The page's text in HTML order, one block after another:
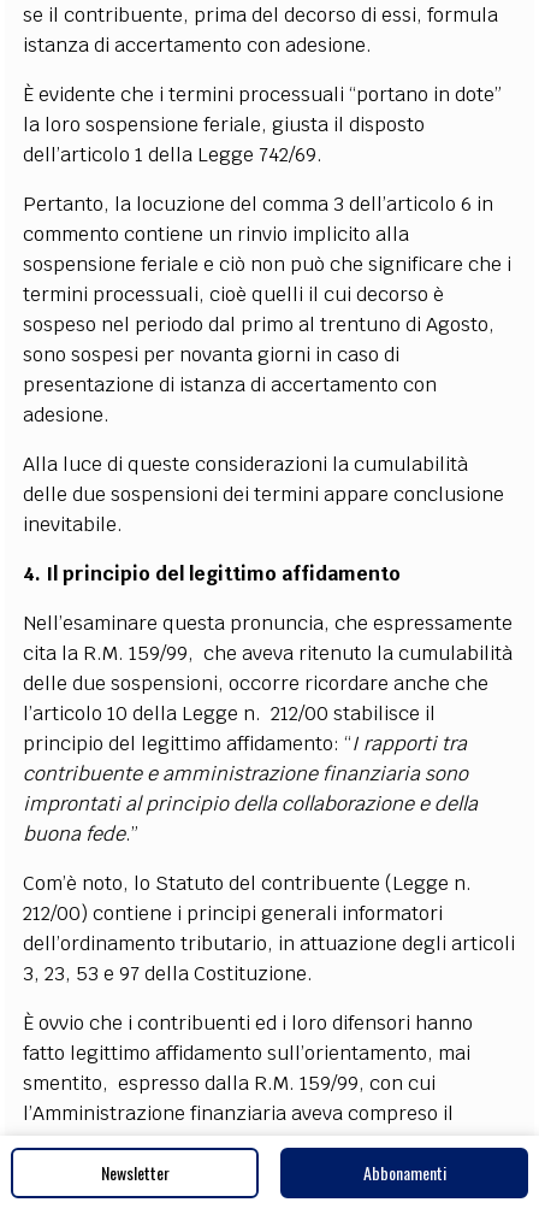
se il contribuente, prima del decorso di essi, formula
istanza di accertamento con adesione.
È evidente che i termini processuali “portano in dote”
la loro sospensione feriale, giusta il disposto
dell’articolo 1 della Legge 742/69.
Pertanto, la locuzione del comma 3 dell’articolo 6 in
commento contiene un rinvio implicito alla
sospensione feriale e ciò non può che significare che i
termini processuali, cioè quelli il cui decorso è
sospeso nel periodo dal primo al trentuno di Agosto,
sono sospesi per novanta giorni in caso di
presentazione di istanza di accertamento con
adesione.
Alla luce di queste considerazioni la cumulabilità
delle due sospensioni dei termini appare conclusione
inevitabile.
4. Il principio del legittimo affidamento
Nell’esaminare questa pronuncia, che espressamente
cita la R.M. 159/99, che aveva ritenuto la cumulabilità
delle due sospensioni, occorre ricordare anche che
l’articolo 10 della Legge n. 212/00 stabilisce il
principio del legittimo affidamento: “I rapporti tra
contribuente e amministrazione finanziaria sono
improntati al principio della collaborazione e della
buona fede.”
Com’è noto, lo Statuto del contribuente (Legge n.
212/00) contiene i principi generali informatori
dell’ordinamento tributario, in attuazione degli articoli
3, 23, 53 e 97 della Costituzione.
È ovvio che i contribuenti ed i loro difensori hanno
fatto legittimo affidamento sull’orientamento, mai
smentito, espresso dalla R.M. 159/99, con cui
l’Amministrazione finanziaria aveva compreso il
periodo di sospensione di novanta giorni nell’ambito
applicativo dell’articolo 1 della Legge n. 742/69, per
logica connessione con i termini processuali.
Newsletter Abbonamenti